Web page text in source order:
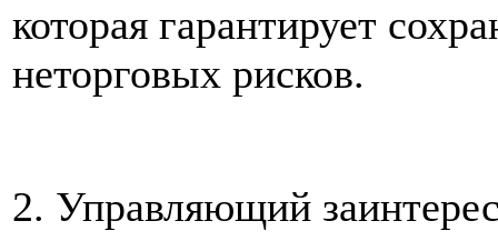
которая гарантирует
неторговых рисков.
2. Управляющий